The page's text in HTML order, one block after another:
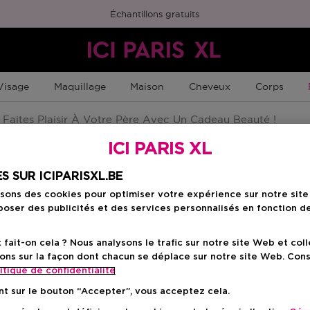
Échantillons gratuits
Maquillage Maison Cheveux Corps
Plaisir À Votre Père Avec Un Cadeau Beauté !
ICI PARIS XL
SUR ICIPARISXL.BE
des cookies pour optimiser votre expérience sur notre
des publicités et des services personnalisés en fonction
fait-on cela ? Nous analysons le trafic sur notre site Web et
sur la façon dont chacun se déplace sur notre site Web.
de confidentialite
sur le bouton “Accepter”, vous acceptez cela.